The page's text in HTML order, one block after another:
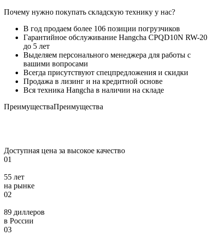
Почему нужно покупать складскую технику у нас?
В год продаем более 106 позиции погрузчиков
Гарантийное обслуживание Hangcha CPQD10N RW-20
до 5 лет
Выделяем персонального менеджера для работы с
вашими вопросами
Всегда присутствуют спецпредложения и скидки
Продажа в лизинг и на кредитной основе
Вся техника Hangcha в наличии на складе
ПреимуществаПреимущества
Доступная цена за высокое качество
01
55 лет
на рынке
02
89 диллеров
в России
03